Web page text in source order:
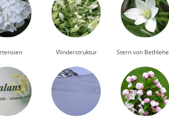
Vlinderstruktur Stern von